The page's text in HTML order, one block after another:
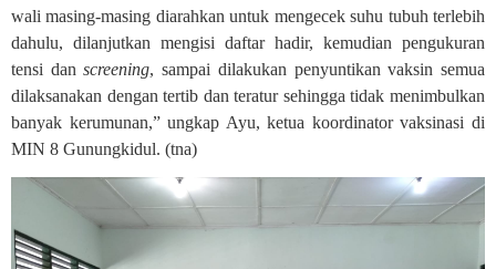
wali masing-masing diarahkan untuk mengecek suhu tubuh terlebih
dahulu, dilanjutkan mengisi daftar hadir, kemudian pengukuran
tensi danscreening, sampai dilakukan penyuntikan vaksin semua
dilaksanakan dengan tertib dan teratur sehingga tidak menimbulkan
banyak kerumunan,” ungkap Ayu, ketua koordinator vaksinasi di
MIN 8 Gunungkidul. (tna)